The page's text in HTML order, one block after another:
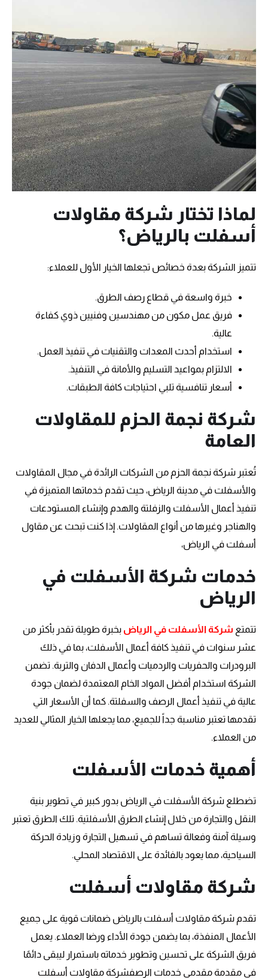
لماذا تختار شركة مقاولات
أسفلت بالرياض؟
تتميز الشركة بعدة خصائص تجعلها الخيار الأول للعملاء:
خبرة واسعة في قطاع رصف الطرق.
فريق عمل مكون من مهندسين وفنيين ذوي كفاءة
عالية.
استخدام أحدث المعدات والتقنيات في تنفيذ العمل.
الالتزام بمواعيد التسليم والأمانة في التنفيذ.
أسعار تنافسية تلبي احتياجات كافة الطبقات.
شركة نجمة الحزم للمقاولات
العامة
تُعتبر شركة نجمة الحزم من الشركات الرائدة في مجال المقاولات
والأسفلت في مدينة الرياض، حيث تقدم خدماتها المتميزة في
تنفيذ أعمال الأسفلت والزفلتة والهدم وإنشاء المستودعات
والهناجر وغيرها من أنواع المقاولات. إذا كنت تبحث عن مقاول
أسفلت في الرياض،
خدمات شركة الأسفلت في
الرياض
تتمتع شركة الأسفلت في الرياض بخبرة طويلة تقدر بأكثر من
عشر سنوات في تنفيذ كافة أعمال الأسفلت، بما في ذلك
البرودرات والحفريات والردميات وأعمال الدفان والتربة. تضمن
الشركة استخدام أفضل المواد الخام المعتمدة لضمان جودة
عالية في تنفيذ أعمال الرصف والسفلتة. كما أن الأسعار التي
تقدمها تعتبر مناسبة جداً للجميع، مما يجعلها الخيار المثالي للعديد
من العملاء.
أهمية خدمات الأسفلت
تضطلع شركة الأسفلت في الرياض بدور كبير في تطوير بنية
النقل والتجارة من خلال إنشاء الطرق الأسفلتية. تلك الطرق تعتبر
وسيلة آمنة وفعالة تساهم في تسهيل التجارة وزيادة الحركة
السياحية، مما يعود بالفائدة على الاقتصاد المحلي.
شركة مقاولات أسفلت
تقدم شركة مقاولات أسفلت بالرياض ضمانات قوية على جميع
الأعمال المنفذة، بما يضمن جودة الأداء ورضا العملاء. يعمل
فريق الشركة على تحسين وتطوير خدماته باستمرار ليبقى دائمًا
في مقدمة مقدمي خدمات الرصفشركة مقاولات أسفلت